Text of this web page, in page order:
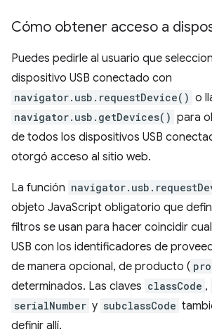
Cómo obtener acceso a
Puedes pedirle al usuario que
dispositivo USB conectado con
navigator.usb.requestDevice() o
navigator.usb.getDevices() para
de todos los dispositivos USB
otorgó acceso al sitio web.
La función
objeto JavaScript obligatorio que
filtros se usan para hacer coincidir
USB con los identificadores de
de manera opcional, de producto (
determinados. Las claves classCode ,
serialNumber y subclassCode
definir allí.